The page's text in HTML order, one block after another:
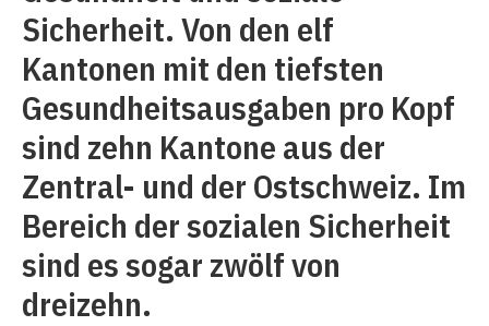
Sicherheit. Von den elf
Kantonen mit den tiefsten
Gesundheitsausgaben pro Kopf
sind zehn Kantone aus der
Zentral- und der Ostschweiz. Im
Bereich der sozialen Sicherheit
sind es sogar zwölf von
dreizehn.